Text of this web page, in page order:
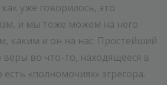
уже говорилось, это
и мы тоже можем на него
каким и он на нас. Простейший
во что-то, находящееся в
«полномочиях» эгрегора.